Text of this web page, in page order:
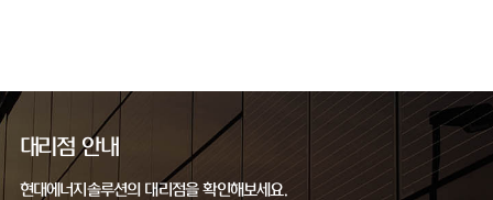
대리점 안내
현대에너지솔루션의 대리점을 확인해보세요.